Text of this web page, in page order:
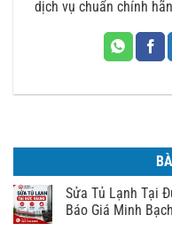
dịch vụ chuẩn chính
Sửa Tủ Lạnh Tại
Báo Giá Minh Bạch